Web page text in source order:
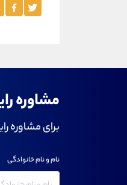
مشاوره
برای مشاوره
نام و نام خانوادگی